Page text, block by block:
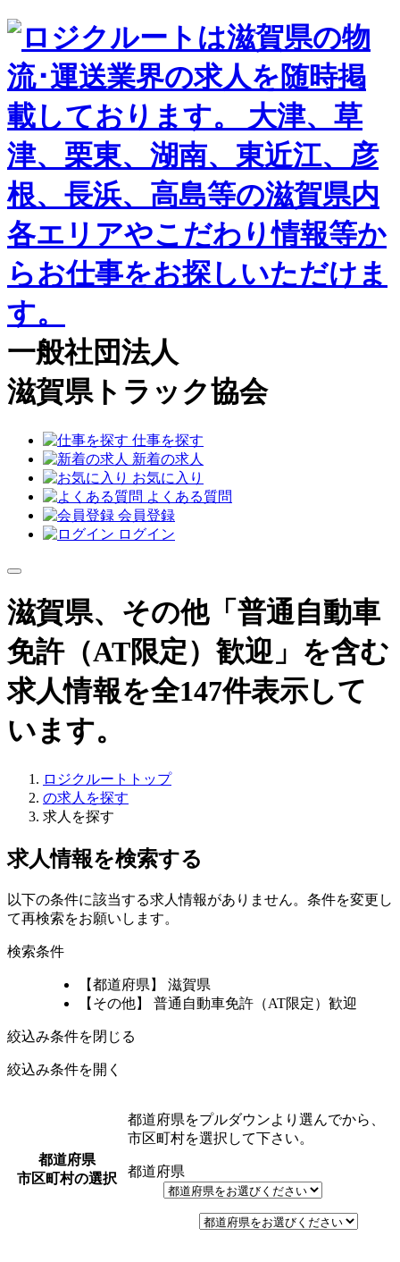
一般社団法人
滋賀県トラック協会
仕事を探す
新着の求人
お気に入り
よくある質問
会員登録
ログイン
滋賀県、その他「普通自動車
免許（AT限定）歓迎」を含む
求人情報を全147件表示して
います。
ロジクルートトップ
の求人を探す
求人を探す
求人情報を検索する
以下の条件に該当する求人情報がありません。条件を変更し
て再検索をお願いします。
検索条件
【都道府県】 滋賀県
【その他】 普通自動車免許（AT限定）歓迎
絞込み条件を閉じる
絞込み条件を開く
都道府県
市区町村の選択
都道府県をプルダウンより選んでから、
市区町村を選択して下さい。
都道府県